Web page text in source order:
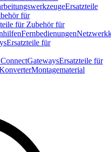
Ersatzteile
für
für Zubehör für
Fernbedienungen
Ersatzteile für
GatewaysErsatzteile für
Montagematerial